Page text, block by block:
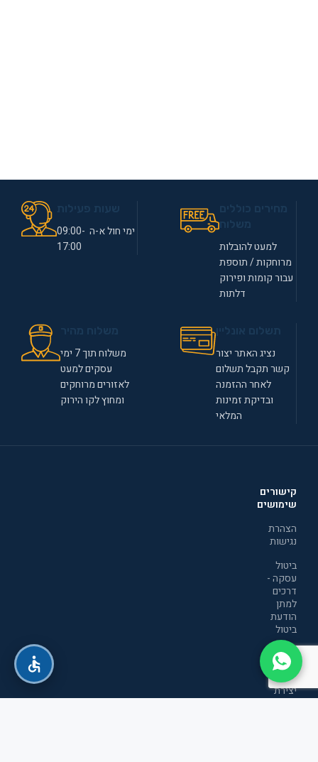
למעט להובלות
מרוחקות / תוספת
עבור קומות ופירוק
דלתות
ימי חול א-ה 09:00-
17:00
נציג האתר יצור
קשר תקבל תשלום
לאחר ההזמנה
ובדיקת זמינות
המלאי
משלוח תוך 7 ימי
עסקים למעט
לאזורים מרוחקים
ומחוץ לקו הירוק
קישורים
שימושים
הצהרת
נגישות
ביטול
עסקה -
דרכים
למתן
הודעת
ביטול
מדיניות
הפרטיות
יצירת